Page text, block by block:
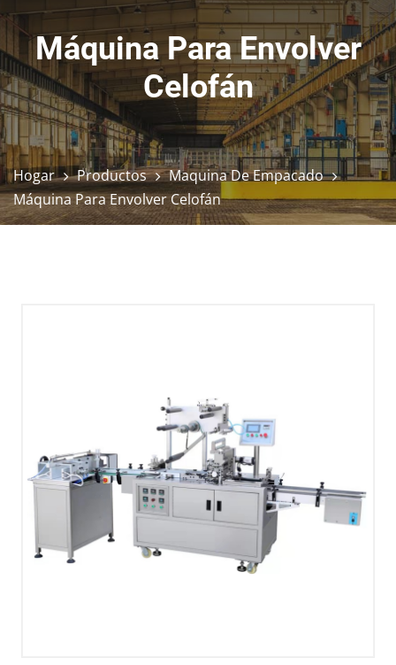
Máquina Para Envolver
Celofán
Hogar Productos
Maquina De Empacado
Máquina Para Envolver Celofán